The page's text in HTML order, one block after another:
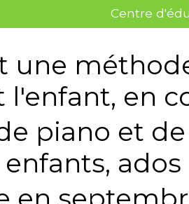
Centre
une
l'enfant, en
piano et